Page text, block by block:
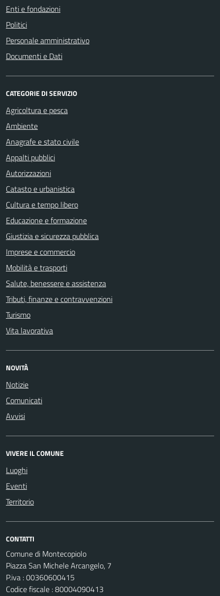
Enti e fondazioni
Politici
Personale amministrativo
Documenti e Dati
CATEGORIE DI SERVIZIO
Agricoltura e pesca
Ambiente
Anagrafe e stato civile
Appalti pubblici
Autorizzazioni
Catasto e urbanistica
Cultura e tempo libero
Educazione e formazione
Giustizia e sicurezza pubblica
Imprese e commercio
Mobilità e trasporti
Salute, benessere e assistenza
Tributi, finanze e contravvenzioni
Turismo
Vita lavorativa
NOVITÀ
Notizie
Comunicati
Avvisi
VIVERE IL COMUNE
Luoghi
Eventi
Territorio
CONTATTI
Comune di Montecopiolo
Piazza San Michele Arcangelo, 7
P.iva : 00360600415
Codice fiscale : 80004090413